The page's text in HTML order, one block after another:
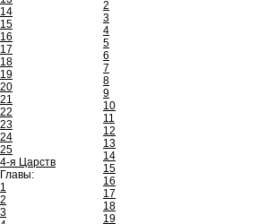
14
15
16
17
18
19
20
21
22
23
24
25
4-я Царств
Главы:
1
2
3
2
3
4
5
6
7
8
9
10
11
12
13
14
15
16
17
18
19